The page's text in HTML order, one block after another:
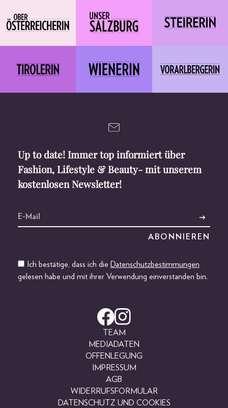
Up to date! Immer top informiert über
Fashion, Lifestyle & Beauty- mit unserem
kostenlosen Newsletter!
Ich bestätige, dass ich die Datenschutzbestimmungen
gelesen habe und mit ihrer Verwendung einverstanden bin.
TEAM
MEDIADATEN
OFFENLEGUNG
IMPRESSUM
AGB
WIDERRUFSFORMULAR
DATENSCHUTZ UND COOKIES